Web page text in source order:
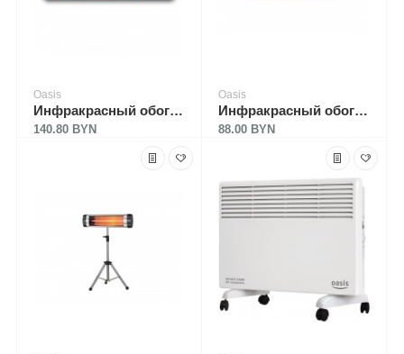
Oasis
Инфракрасный обогреватель Oasis IV-18 (D)
140.80 BYN
Oasis
Инфракрасный обогреватель Oasis IV-20 (D)
88.00 BYN